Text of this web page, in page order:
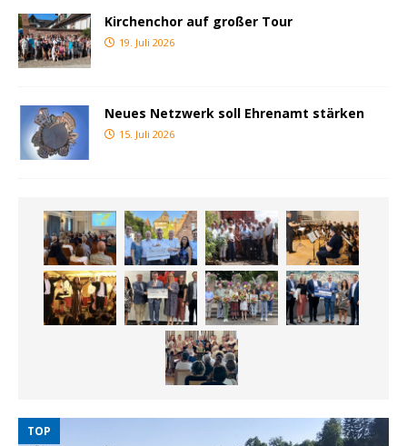
Kirchenchor auf großer Tour
19. Juli 2026
Neues Netzwerk soll Ehrenamt stärken
15. Juli 2026
TOP